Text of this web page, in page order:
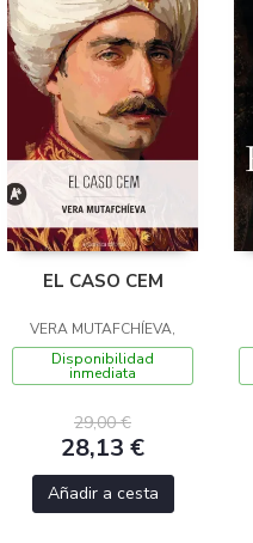
EL CASO CEM
VERA MUTAFCHÍEVA,
Disponibilidad
inmediata
29,00 €
28,13 €
Añadir a cesta